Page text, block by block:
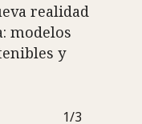
realidad
modelos
y
1/3